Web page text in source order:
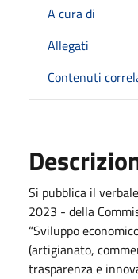
A cura di
Allegati
Contenuti
Si pubblica il
2023 - della
“Sviluppo
(artigianato,
trasparenza e